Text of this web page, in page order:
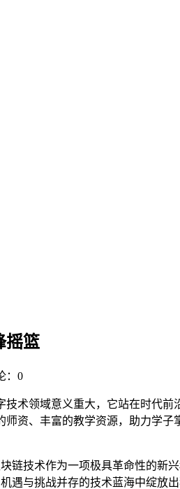
摇篮
：0
技术领域意义重大，它站在时代
师资、丰富的教学资源，助力学
链技术作为一项极具革命性的
遇与挑战并存的技术蓝海中绽